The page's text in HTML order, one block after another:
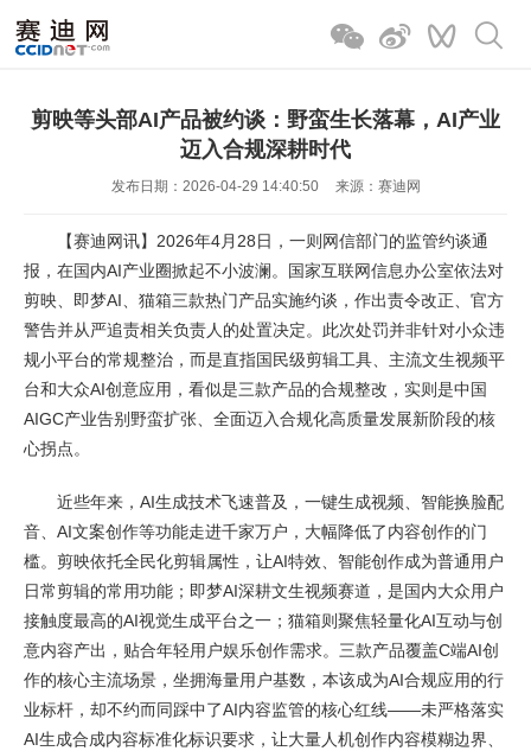
剪映等头部AI产品被约谈：野蛮生长落幕，AI产业
迈入合规深耕时代
发布日期：2026-04-29 14:40:50 来源：赛迪网
【赛迪网讯】2026年4月28日，一则网信部门的监管约谈通
报，在国内AI产业圈掀起不小波澜。国家互联网信息办公室依法对
剪映、即梦AI、猫箱三款热门产品实施约谈，作出责令改正、官方
警告并从严追责相关负责人的处置决定。此次处罚并非针对小众违
规小平台的常规整治，而是直指国民级剪辑工具、主流文生视频平
台和大众AI创意应用，看似是三款产品的合规整改，实则是中国
AIGC产业告别野蛮扩张、全面迈入合规化高质量发展新阶段的核
心拐点。
近些年来，AI生成技术飞速普及，一键生成视频、智能换脸配
音、AI文案创作等功能走进千家万户，大幅降低了内容创作的门
槛。剪映依托全民化剪辑属性，让AI特效、智能创作成为普通用户
日常剪辑的常用功能；即梦AI深耕文生视频赛道，是国内大众用户
接触度最高的AI视觉生成平台之一；猫箱则聚焦轻量化AI互动与创
意内容产出，贴合年轻用户娱乐创作需求。三款产品覆盖C端AI创
作的核心主流场景，坐拥海量用户基数，本该成为AI合规应用的行
业标杆，却不约而同踩中了AI内容监管的核心红线——未严格落实
AI生成合成内容标准化标识要求，让大量人机创作内容模糊边界、